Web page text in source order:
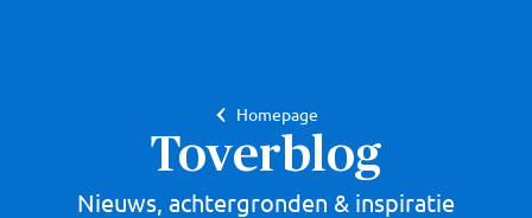
Homepage
Toverblog
Nieuws, achtergronden & inspiratie